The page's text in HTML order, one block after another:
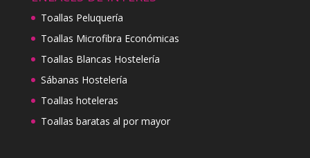
Toallas Peluquería
Toallas Microfibra Económicas
Toallas Blancas Hostelería
Sábanas Hostelería
Toallas hoteleras
Toallas baratas al por mayor